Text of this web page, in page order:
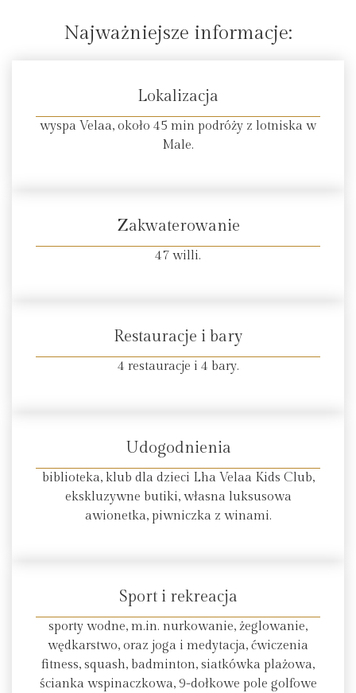
Najważniejsze informacje:
Lokalizacja
wyspa Velaa, około 45 min podróży z lotniska w
Male.
Zakwaterowanie
47 willi.
Restauracje i bary
4 restauracje i 4 bary.
Udogodnienia
biblioteka, klub dla dzieci Lha Velaa Kids Club,
ekskluzywne butiki, własna luksusowa
awionetka, piwniczka z winami.
Sport i rekreacja
sporty wodne, m.in. nurkowanie, żeglowanie,
wędkarstwo, oraz joga i medytacja, ćwiczenia
fitness, squash, badminton, siatkówka plażowa,
ścianka wspinaczkowa, 9-dołkowe pole golfowe